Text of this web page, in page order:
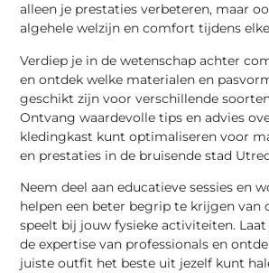
alleen je prestaties verbeteren, maar
algehele welzijn en comfort tijdens
Verdiep je in de wetenschap achter
en ontdek welke materialen en
geschikt zijn voor verschillende
Ontvang waardevolle tips en advies
kledingkast kunt optimaliseren voor
en prestaties in de bruisende stad
Neem deel aan educatieve sessies en
helpen een beter begrip te krijgen van
speelt bij jouw fysieke activiteiten.
de expertise van professionals en
juiste outfit het beste uit jezelf kunt